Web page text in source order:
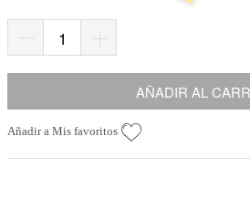
AÑADIR AL
Añadir a Mis favoritos